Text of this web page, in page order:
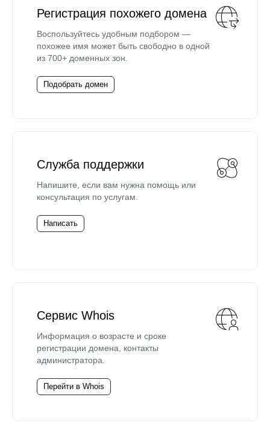
Регистрация похожего домена
Воспользуйтесь удобным подбором —
похожее имя может быть свободно в одной
из 700+ доменных зон.
Подобрать домен
Служба поддержки
Напишите, если вам нужна помощь или
консультация по услугам.
Написать
Сервис Whois
Информация о возрасте и сроке
регистрации домена, контакты
администратора.
Перейти в Whois